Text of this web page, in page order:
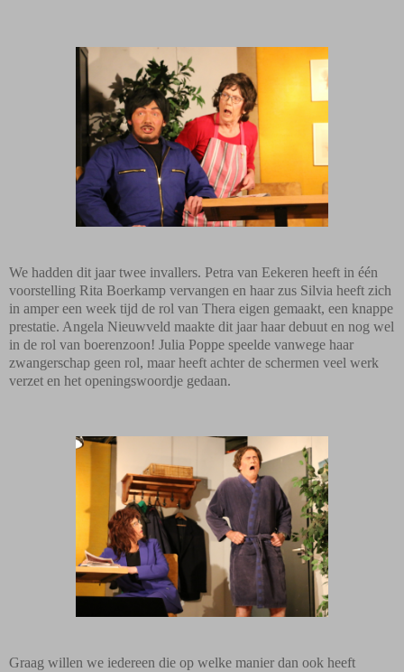
We hadden dit jaar twee invallers. Petra van Eekeren heeft in één
voorstelling Rita Boerkamp vervangen en haar zus Silvia heeft zich
in amper een week tijd de rol van Thera eigen gemaakt, een knappe
prestatie. Angela Nieuwveld maakte dit jaar haar debuut en nog wel
in de rol van boerenzoon! Julia Poppe speelde vanwege haar
zwangerschap geen rol, maar heeft achter de schermen veel werk
verzet en het openingswoordje gedaan.
Graag willen we iedereen die op welke manier dan ook heeft